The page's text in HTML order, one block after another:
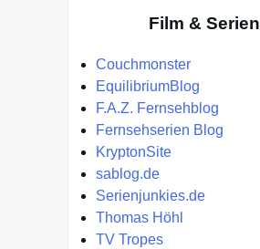
Film & Serien
Couchmonster
EquilibriumBlog
F.A.Z. Fernsehblog
Fernsehserien Blog
KryptonSite
sablog.de
Serienjunkies.de
Thomas Höhl
TV Tropes